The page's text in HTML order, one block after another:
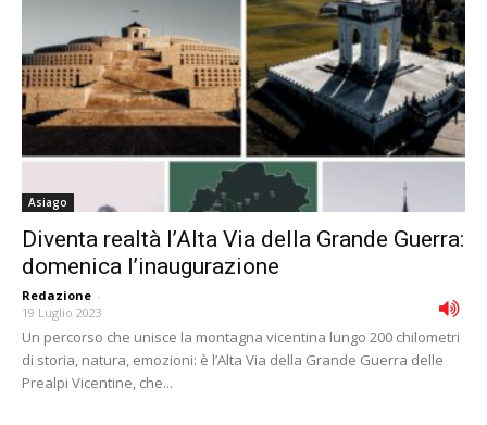
Asiago
Diventa realtà l’Alta Via della Grande Guerra:
domenica l’inaugurazione
Redazione -
19 Luglio 2023
Un percorso che unisce la montagna vicentina lungo 200 chilometri
di storia, natura, emozioni: è l’Alta Via della Grande Guerra delle
Prealpi Vicentine, che...